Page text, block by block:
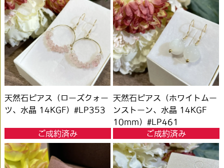
天然石ピアス（ローズクォー
ツ、水晶 14KGF）#LP353
ご成約済み
天然石ピアス（ホワイトムー
ンストーン、水晶 14KGF
10mm）#LP461
ご成約済み